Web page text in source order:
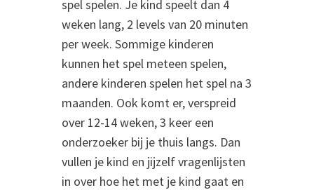
spel spelen. Je kind speelt dan 4
weken lang, 2 levels van 20 minuten
per week. Sommige kinderen
kunnen het spel meteen spelen,
andere kinderen spelen het spel na 3
maanden. Ook komt er, verspreid
over 12-14 weken, 3 keer een
onderzoeker bij je thuis langs. Dan
vullen je kind en jijzelf vragenlijsten
in over hoe het met je kind gaat en